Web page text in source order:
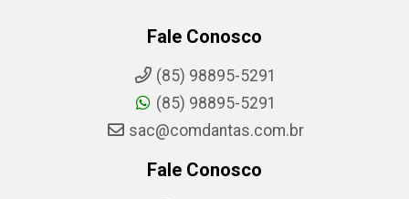
Fale Conosco
(85) 98895-5291
(85) 98895-5291
sac@comdantas.com.br
Fale Conosco